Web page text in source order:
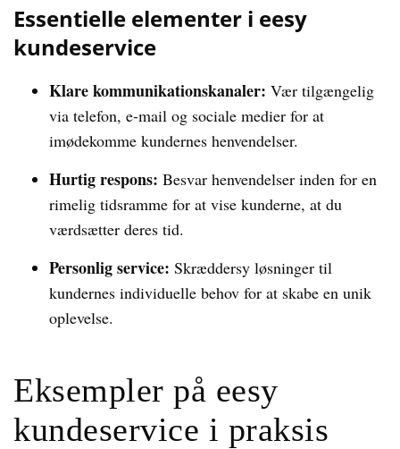
Essentielle elementer i eesy
kundeservice
Klare kommunikationskanaler: Vær tilgængelig
via telefon, e-mail og sociale medier for at
imødekomme kundernes henvendelser.
Hurtig respons: Besvar henvendelser inden for en
rimelig tidsramme for at vise kunderne, at du
værdsætter deres tid.
Personlig service: Skræddersy løsninger til
kundernes individuelle behov for at skabe en unik
oplevelse.
Eksempler på eesy
kundeservice i praksis